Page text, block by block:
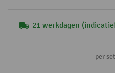
21 werkdagen
per